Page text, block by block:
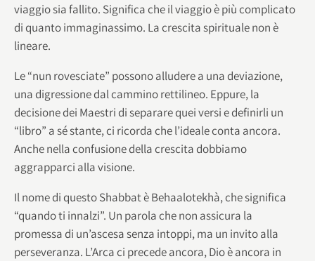
viaggio sia fallito. Significa che il viaggio è più complicato
di quanto immaginassimo. La crescita spirituale non è
lineare.
Le “nun rovesciate” possono alludere a una deviazione,
una digressione dal cammino rettilineo. Eppure, la
decisione dei Maestri di separare quei versi e definirli un
“libro” a sé stante, ci ricorda che l’ideale conta ancora.
Anche nella confusione della crescita dobbiamo
aggrapparci alla visione.
Il nome di questo Shabbat è Behaalotekhà, che significa
“quando ti innalzi”. Un parola che non assicura la
promessa di un’ascesa senza intoppi, ma un invito alla
perseveranza. L’Arca ci precede ancora, Dio è ancora in